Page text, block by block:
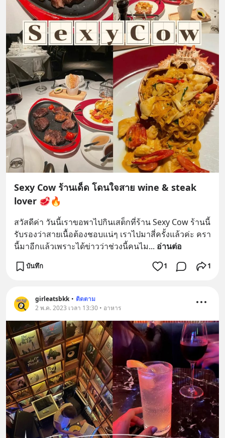
Sexy Cow ร้านเด็ด โดนใจสาย wine & steak
lover 🥩🔥
สวัสดีค่า วันนี้เราขอพาไปกินเสต็กที่ร้าน Sexy Cow ร้านนี้
รับรองว่าสายเนื้อต้องชอบแน่ๆ เราไปมาสี่ครั้งแล้วค่ะ ครา
นี้มาอีกแล้วเพราะได้ข่าวว่าช่วงนี้คนไม... อ่านต่อ
บันทึก 1 1
girleatsbkk • ติดตาม
2 พ.ค. 2023 เวลา 13:30 • อาหาร